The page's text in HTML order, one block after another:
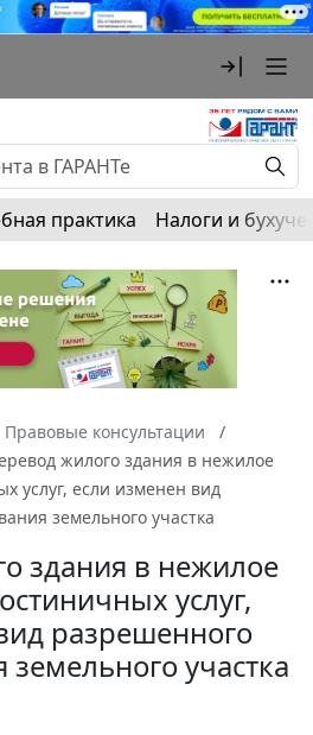
практика Налоги и
Правовые консультации
жилого здания в нежилое
услуг, если изменен вид
земельного участка
здания в нежилое
услуг,
разрешенного
участка